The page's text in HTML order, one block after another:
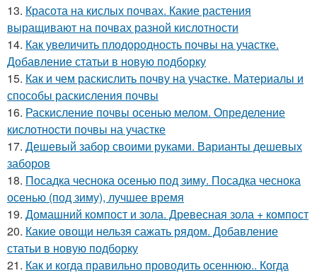
13. Красота на кислых почвах. Какие растения
выращивают на почвах разной кислотности
14. Как увеличить плодородность почвы на участке.
Добавление статьи в новую подборку
15. Как и чем раскислить почву на участке. Материалы и
способы раскисления почвы
16. Раскисление почвы осенью мелом. Определение
кислотности почвы на участке
17. Дешевый забор своими руками. Варианты дешевых
заборов
18. Посадка чеснока осенью под зиму. Посадка чеснока
осенью (под зиму), лучшее время
19. Домашний компост и зола. Древесная зола + компост
20. Какие овощи нельзя сажать рядом. Добавление
статьи в новую подборку
21. Как и когда правильно проводить осеннюю.. Когда